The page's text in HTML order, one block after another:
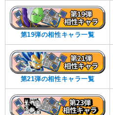
第19弾の相性キャラ一覧
第21弾の相性キャラ一覧